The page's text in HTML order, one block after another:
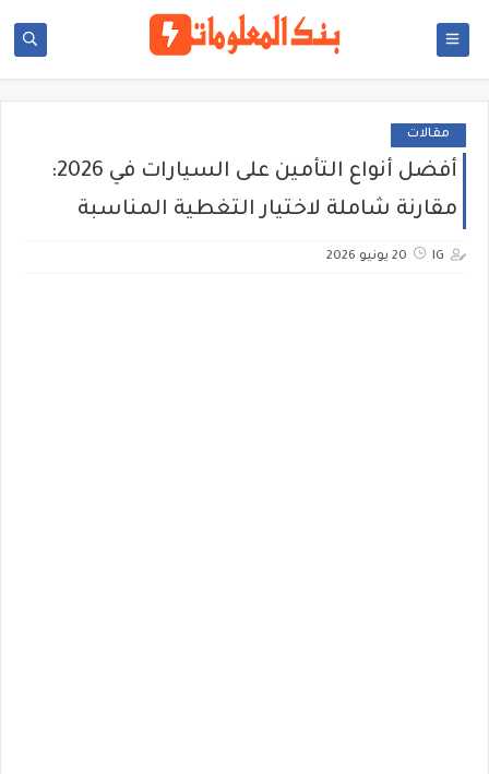
مقالات
أفضل أنواع التأمين على السيارات في 2026:
مقارنة شاملة لاختيار التغطية المناسبة
IG 20 يونيو 2026